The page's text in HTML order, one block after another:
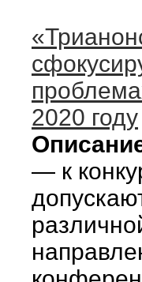
2020 году
— к